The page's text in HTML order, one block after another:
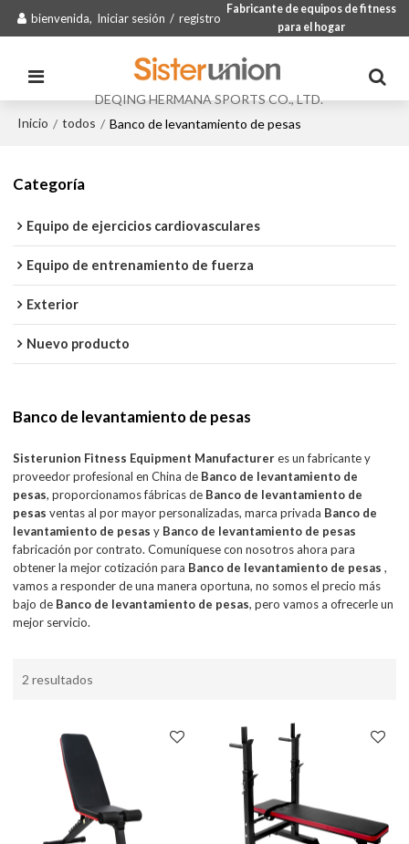
bienvenida, Iniciar sesión / registro
Fabricante de equipos de fitness
para el hogar
DEQING HERMANA SPORTS CO., LTD.
Inicio / todos / Banco de levantamiento de pesas
Categoría
Equipo de ejercicios cardiovasculares
Equipo de entrenamiento de fuerza
Exterior
Nuevo producto
Banco de levantamiento de pesas
Sisterunion Fitness Equipment Manufactureres un fabricante y
proveedor profesional en China de Banco de levantamiento de
pesas, proporcionamos fábricas de Banco de levantamiento de
pesas ventas al por mayor personalizadas, marca privada Banco de
levantamiento de pesas y Banco de levantamiento de pesas
fabricación por contrato. Comuníquese con nosotros ahora para
obtener la mejor cotización para Banco de levantamiento de pesas ,
vamos a responder de una manera oportuna, no somos el precio más
bajo de Banco de levantamiento de pesas, pero vamos a ofrecerle un
mejor servicio.
2 resultados